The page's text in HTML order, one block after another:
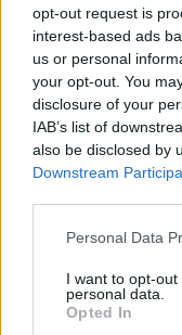
opt-out request is
interest-based ads
us or personal
your opt-out. You
disclosure of your
IAB’s list of
also be disclosed by
Downstream
Personal Data
I want to opt-
personal data.
Opted In